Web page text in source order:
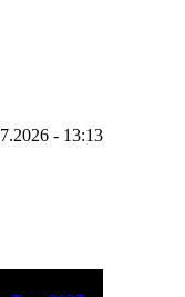
- 13:13